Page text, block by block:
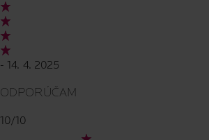
- 14. 4. 2025
ODPORÚČAM
10/10